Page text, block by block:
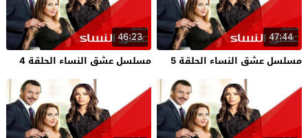
47:44
مسلسل عشق النساء الحلقة 5
46:23
مسلسل عشق النساء الحلقة 4